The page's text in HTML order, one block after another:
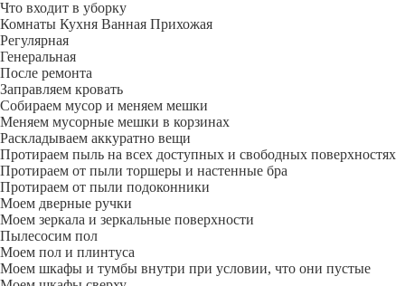
Что входит в уборку
Регу­лярная
Гене­ральная
После ремонта
Заправляем кровать
Собираем мусор и меняем мешки
Меняем мусорные мешки в корзинах
Раскладываем аккуратно вещи
Протираем пыль на всех доступных и свободных поверхностях
Протираем от пыли торшеры и настенные бра
Протираем от пыли подоконники
Моем дверные ручки
Моем зеркала и зеркальные поверхности
Пылесосим пол
Моем пол и плинтуса
Моем шкафы и тумбы внутри при условии, что они пустые